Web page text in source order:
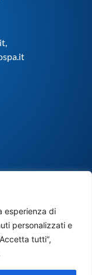
esperienza di
personalizzati e
tutti”,
Benefit 2024